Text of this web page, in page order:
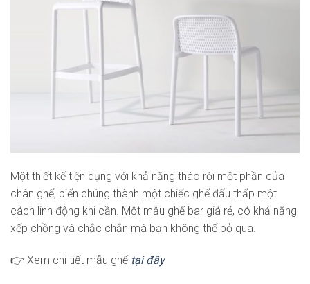
Một thiết kế tiện dụng với khả năng tháo rời một phần của
chân ghế, biến chúng thành một chiếc ghế đẩu thấp một
cách linh động khi cần. Một mẫu ghế bar giá rẻ, có khả năng
xếp chồng và chắc chắn mà bạn không thể bỏ qua.
👉 Xem chi tiết mẫu ghế tại đây